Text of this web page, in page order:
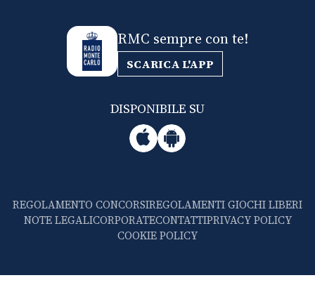
RMC sempre con te!
SCARICA L'APP
DISPONIBILE SU
REGOLAMENTO CONCORSIREGOLAMENTI GIOCHI LIBERI
NOTE LEGALICORPORATECONTATTIPRIVACY POLICY
COOKIE POLICY